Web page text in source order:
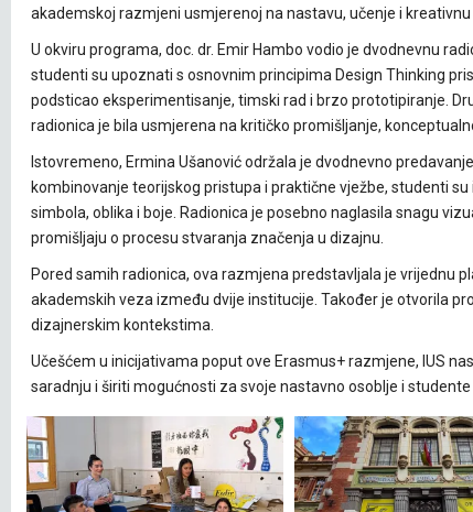
akademskoj razmjeni usmjerenoj na nastavu, učenje i kreativnu
U okviru programa, doc. dr. Emir Hambo vodio je dvodnevnu
studenti su upoznati s osnovnim principima Design Thinking
podsticao eksperimentisanje, timski rad i brzo prototipiranje.
radionica je bila usmjerena na kritičko promišljanje,
Istovremeno, Ermina Ušanović održala je dvodnevno
kombinovanje teorijskog pristupa i praktične vježbe, studenti
simbola, oblika i boje. Radionica je posebno naglasila snagu
promišljaju o procesu stvaranja značenja u dizajnu.
Pored samih radionica, ova razmjena predstavljala je vrijednu
akademskih veza između dvije institucije. Također je otvorila
dizajnerskim kontekstima.
Učešćem u inicijativama poput ove Erasmus+ razmjene, IUS
saradnju i širiti mogućnosti za svoje nastavno osoblje i